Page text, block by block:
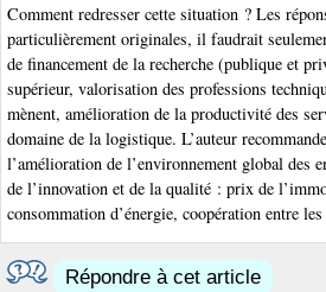
Comment redresser cette situation ? Les
particulièrement originales, il faudrait
de financement de la recherche (publique et
supérieur, valorisation des professions
mènent, amélioration de la productivité des
domaine de la logistique. L’auteur
l’amélioration de l’environnement global des
de l’innovation et de la qualité : prix de
consommation d’énergie, coopération entre
Répondre à cet article